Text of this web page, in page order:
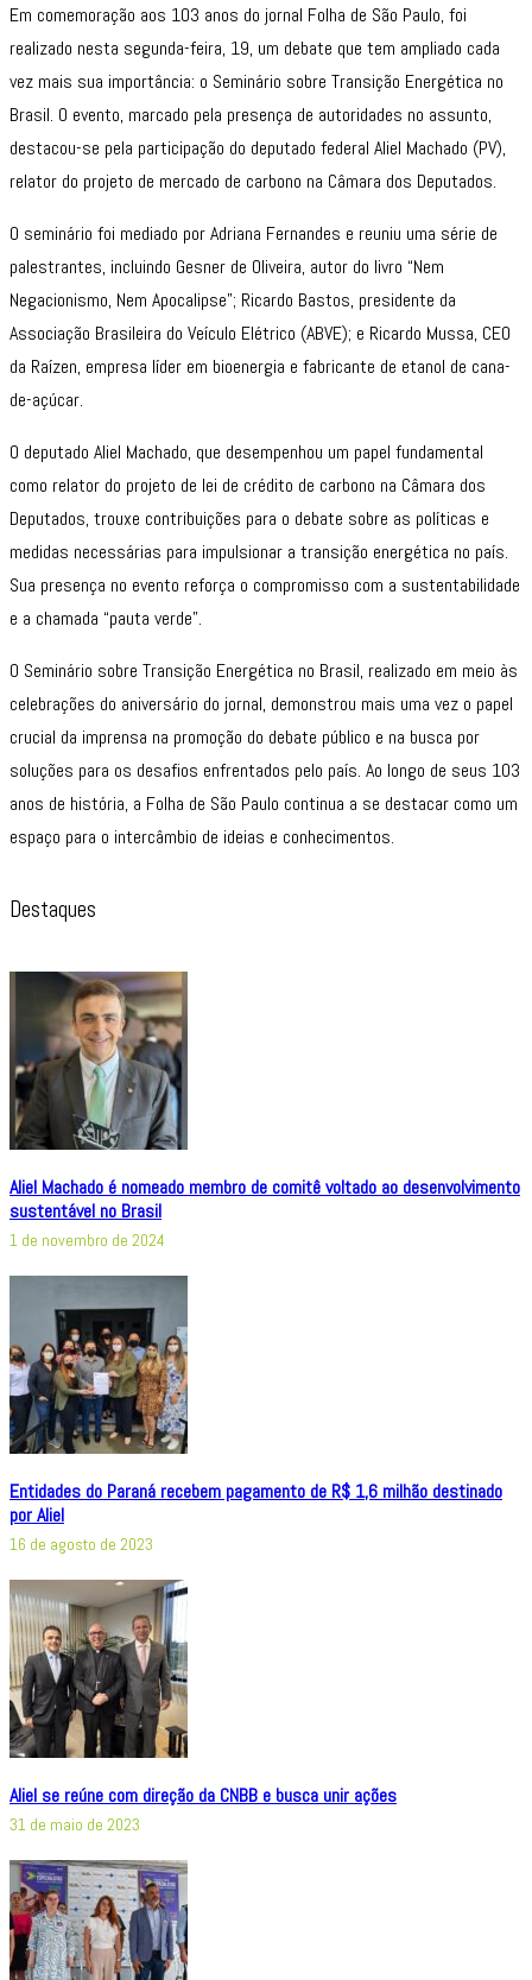
Em comemoração aos 103 anos do jornal Folha de São Paulo, foi
realizado nesta segunda-feira, 19, um debate que tem ampliado cada
vez mais sua importância: o Seminário sobre Transição Energética no
Brasil. O evento, marcado pela presença de autoridades no assunto,
destacou-se pela participação do deputado federal Aliel Machado (PV),
relator do projeto de mercado de carbono na Câmara dos Deputados.
O seminário foi mediado por Adriana Fernandes e reuniu uma série de
palestrantes, incluindo Gesner de Oliveira, autor do livro “Nem
Negacionismo, Nem Apocalipse”; Ricardo Bastos, presidente da
Associação Brasileira do Veículo Elétrico (ABVE); e Ricardo Mussa, CEO
da Raízen, empresa líder em bioenergia e fabricante de etanol de cana-
de-açúcar.
O deputado Aliel Machado, que desempenhou um papel fundamental
como relator do projeto de lei de crédito de carbono na Câmara dos
Deputados, trouxe contribuições para o debate sobre as políticas e
medidas necessárias para impulsionar a transição energética no país.
Sua presença no evento reforça o compromisso com a sustentabilidade
e a chamada “pauta verde”.
O Seminário sobre Transição Energética no Brasil, realizado em meio às
celebrações do aniversário do jornal, demonstrou mais uma vez o papel
crucial da imprensa na promoção do debate público e na busca por
soluções para os desafios enfrentados pelo país. Ao longo de seus 103
anos de história, a Folha de São Paulo continua a se destacar como um
espaço para o intercâmbio de ideias e conhecimentos.
Destaques
Aliel Machado é nomeado membro de comitê voltado ao desenvolvimento
sustentável no Brasil
1 de novembro de 2024
Entidades do Paraná recebem pagamento de R$ 1,6 milhão destinado
por Aliel
16 de agosto de 2023
Aliel se reúne com direção da CNBB e busca unir ações
31 de maio de 2023